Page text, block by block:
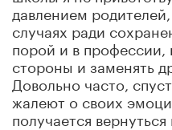
давлением
случаях ради
порой и в профессии,
стороны и заменять
Довольно часто,
жалеют о своих
получается